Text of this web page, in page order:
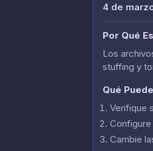
4 de
Por Qué
Los
stuffing y
Qué
Verifique
Cambie